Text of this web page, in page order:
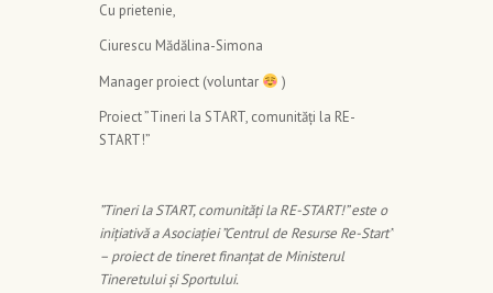
Cu prietenie,
Ciurescu Mădălina-Simona
Manager proiect (voluntar
)
Proiect ”Tineri la START, comunități la RE-
START!”
”Tineri la START, comunități la RE-START!” este o
inițiativă a Asociației ”Centrul de Resurse Re-Start”
– proiect de tineret finanțat de Ministerul
Tineretului și Sportului.